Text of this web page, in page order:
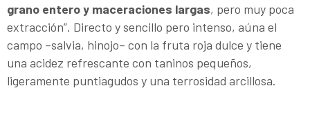
grano entero y maceraciones largas, pero muy poca
extracción”. Directo y sencillo pero intenso, aúna el
campo –salvia, hinojo– con la fruta roja dulce y tiene
una acidez refrescante con taninos pequeños,
ligeramente puntiagudos y una terrosidad arcillosa.